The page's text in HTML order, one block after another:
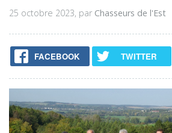
25 octobre 2023, par Chasseurs de l'Est
FACEBOOK TWITTER